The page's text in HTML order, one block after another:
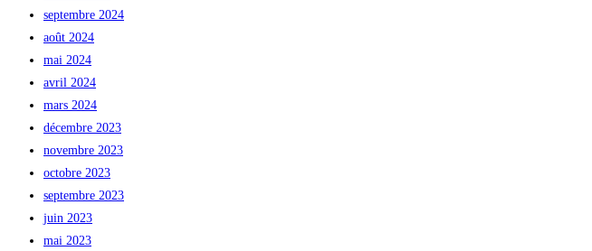
septembre 2024
août 2024
mai 2024
avril 2024
mars 2024
décembre 2023
novembre 2023
octobre 2023
septembre 2023
juin 2023
mai 2023